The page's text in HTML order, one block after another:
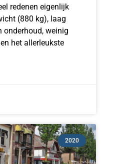
redenen eigenlijk
(880 kg), laag
onderhoud, weinig
het allerleukste
2020